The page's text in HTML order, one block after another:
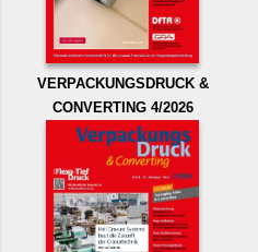
VERPACKUNGSDRUCK &
CONVERTING 4/2026